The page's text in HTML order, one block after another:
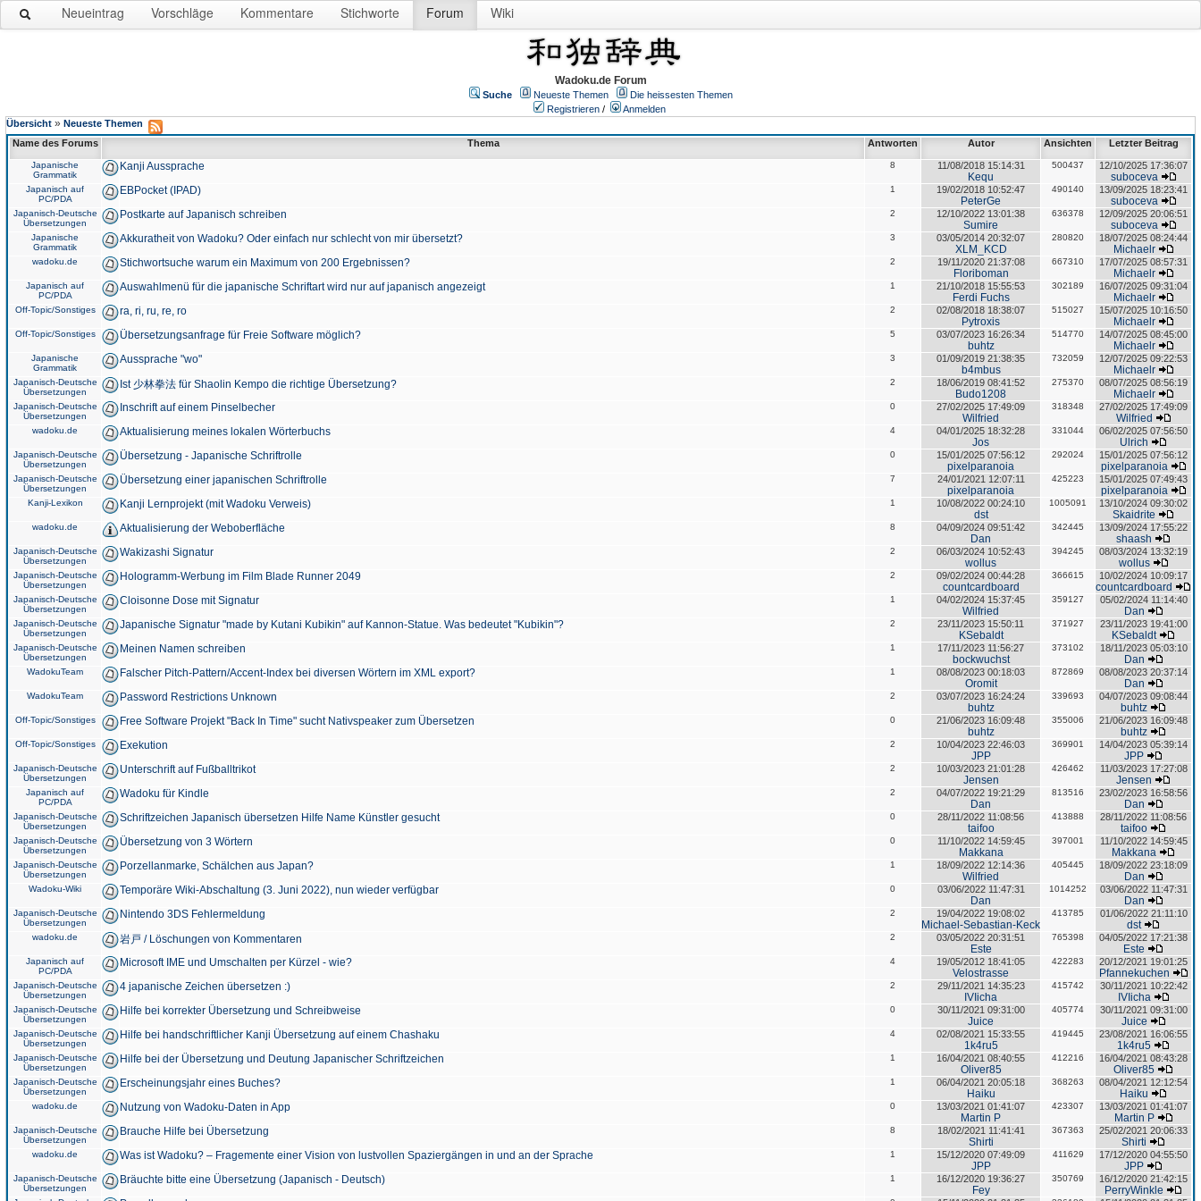
Neueintrag Vorschläge Kommentare Stichworte Forum Wiki
Wadoku.de Forum
Suche Neueste Themen
Die heissesten Themen
Registrieren /
Anmelden
Übersicht » Neueste Themen
Name des Forums
Thema Antworten Autor Ansichten Letzter Beitrag
Japanische
Grammatik
Kanji Aussprache 8 11/08/2018 15:14:31
Kequ
500437 12/10/2025 17:36:07
suboceva
Japanisch auf
PC/PDA
EBPocket (IPAD) 1 19/02/2018 10:52:47
PeterGe
490140 13/09/2025 18:23:41
suboceva
Japanisch-Deutsche
Übersetzungen
Postkarte auf Japanisch schreiben 2 12/10/2022 13:01:38
Sumire
636378 12/09/2025 20:06:51
suboceva
Japanische
Grammatik
Akkuratheit von Wadoku? Oder einfach nur schlecht von mir übersetzt? 3 03/05/2014 20:32:07
XLM_KCD
280820 18/07/2025 08:24:44
Michaelr
wadoku.de Stichwortsuche warum ein Maximum von 200 Ergebnissen? 2 19/11/2020 21:37:08
Floriboman
667310 17/07/2025 08:57:31
Michaelr
Japanisch auf
PC/PDA
Auswahlmenü für die japanische Schriftart wird nur auf japanisch angezeigt 1 21/10/2018 15:55:53
Ferdi Fuchs
302189 16/07/2025 09:31:04
Michaelr
Off-Topic/Sonstiges ra, ri, ru, re, ro 2 02/08/2018 18:38:07
Pytroxis
515027 15/07/2025 10:16:50
Michaelr
Off-Topic/Sonstiges Übersetzungsanfrage für Freie Software möglich? 5 03/07/2023 16:26:34
buhtz
514770 14/07/2025 08:45:00
Michaelr
Japanische
Grammatik
Aussprache "wo" 3 01/09/2019 21:38:35
b4mbus
732059 12/07/2025 09:22:53
Michaelr
Japanisch-Deutsche
Übersetzungen
Ist 少林拳法 für Shaolin Kempo die richtige Übersetzung? 2 18/06/2019 08:41:52
Budo1208
275370 08/07/2025 08:56:19
Michaelr
Japanisch-Deutsche
Übersetzungen
Inschrift auf einem Pinselbecher 0 27/02/2025 17:49:09
Wilfried
318348 27/02/2025 17:49:09
Wilfried
wadoku.de Aktualisierung meines lokalen Wörterbuchs 4 04/01/2025 18:32:28
Jos
331044 06/02/2025 07:56:50
Ulrich
Japanisch-Deutsche
Übersetzungen
Übersetzung - Japanische Schriftrolle 0 15/01/2025 07:56:12
pixelparanoia
292024 15/01/2025 07:56:12
pixelparanoia
Japanisch-Deutsche
Übersetzungen
Übersetzung einer japanischen Schriftrolle 7 24/01/2021 12:07:11
pixelparanoia
425223 15/01/2025 07:49:43
pixelparanoia
Kanji-Lexikon Kanji Lernprojekt (mit Wadoku Verweis) 1 10/08/2022 00:24:10
dst
1005091 13/10/2024 09:30:02
Skaidrite
wadoku.de Aktualisierung der Weboberfläche 8 04/09/2024 09:51:42
Dan
342445 13/09/2024 17:55:22
shaash
Japanisch-Deutsche
Übersetzungen
Wakizashi Signatur 2 06/03/2024 10:52:43
wollus
394245 08/03/2024 13:32:19
wollus
Japanisch-Deutsche
Übersetzungen
Hologramm-Werbung im Film Blade Runner 2049 2 09/02/2024 00:44:28
countcardboard
366615 10/02/2024 10:09:17
countcardboard
Japanisch-Deutsche
Übersetzungen
Cloisonne Dose mit Signatur 1 04/02/2024 15:37:45
Wilfried
359127 05/02/2024 11:14:40
Dan
Japanisch-Deutsche
Übersetzungen
Japanische Signatur "made by Kutani Kubikin" auf Kannon-Statue. Was bedeutet "Kubikin"? 2 23/11/2023 15:50:11
KSebaldt
371927 23/11/2023 19:41:00
KSebaldt
Japanisch-Deutsche
Übersetzungen
Meinen Namen schreiben 1 17/11/2023 11:56:27
bockwuchst
373102 18/11/2023 05:03:10
Dan
WadokuTeam Falscher Pitch-Pattern/Accent-Index bei diversen Wörtern im XML export? 1 08/08/2023 00:18:03
Oromit
872869 08/08/2023 20:37:14
Dan
WadokuTeam Password Restrictions Unknown 2 03/07/2023 16:24:24
buhtz
339693 04/07/2023 09:08:44
buhtz
Off-Topic/Sonstiges Free Software Projekt "Back In Time" sucht Nativspeaker zum Übersetzen 0 21/06/2023 16:09:48
buhtz
355006 21/06/2023 16:09:48
buhtz
Off-Topic/Sonstiges Exekution 2 10/04/2023 22:46:03
JPP
369901 14/04/2023 05:39:14
JPP
Japanisch-Deutsche
Übersetzungen
Unterschrift auf Fußballtrikot 2 10/03/2023 21:01:28
Jensen
426462 11/03/2023 17:27:08
Jensen
Japanisch auf
PC/PDA
Wadoku für Kindle 2 04/07/2022 19:21:29
Dan
813516 23/02/2023 16:58:56
Dan
Japanisch-Deutsche
Übersetzungen
Schriftzeichen Japanisch übersetzen Hilfe Name Künstler gesucht 0 28/11/2022 11:08:56
taifoo
413888 28/11/2022 11:08:56
taifoo
Japanisch-Deutsche
Übersetzungen
Übersetzung von 3 Wörtern 0 11/10/2022 14:59:45
Makkana
397001 11/10/2022 14:59:45
Makkana
Japanisch-Deutsche
Übersetzungen
Porzellanmarke, Schälchen aus Japan? 1 18/09/2022 12:14:36
Wilfried
405445 18/09/2022 23:18:09
Dan
Wadoku-Wiki Temporäre Wiki-Abschaltung (3. Juni 2022), nun wieder verfügbar 0 03/06/2022 11:47:31
Dan
1014252 03/06/2022 11:47:31
Dan
Japanisch-Deutsche
Übersetzungen
Nintendo 3DS Fehlermeldung 2 19/04/2022 19:08:02
Michael-Sebastian-Keck
413785 01/06/2022 21:11:10
dst
wadoku.de 岩戸 / Löschungen von Kommentaren 2 03/05/2022 20:31:51
Este
765398 04/05/2022 17:21:38
Este
Japanisch auf
PC/PDA
Microsoft IME und Umschalten per Kürzel - wie? 4 19/05/2012 18:41:05
Velostrasse
422283 20/12/2021 19:01:25
Pfannekuchen
Japanisch-Deutsche
Übersetzungen
4 japanische Zeichen übersetzen :) 2 29/11/2021 14:35:23
IVIicha
415742 30/11/2021 10:22:42
IVIicha
Japanisch-Deutsche
Übersetzungen
Hilfe bei korrekter Übersetzung und Schreibweise 0 30/11/2021 09:31:00
Juice
405774 30/11/2021 09:31:00
Juice
Japanisch-Deutsche
Übersetzungen
Hilfe bei handschriftlicher Kanji Übersetzung auf einem Chashaku 4 02/08/2021 15:33:55
1k4ru5
419445 23/08/2021 16:06:55
1k4ru5
Japanisch-Deutsche
Übersetzungen
Hilfe bei der Übersetzung und Deutung Japanischer Schriftzeichen 1 16/04/2021 08:40:55
Oliver85
412216 16/04/2021 08:43:28
Oliver85
Japanisch-Deutsche
Übersetzungen
Erscheinungsjahr eines Buches? 1 06/04/2021 20:05:18
Haiku
368263 08/04/2021 12:12:54
Haiku
wadoku.de Nutzung von Wadoku-Daten in App 0 13/03/2021 01:41:07
Martin P
423307 13/03/2021 01:41:07
Martin P
Japanisch-Deutsche
Übersetzungen
Brauche Hilfe bei Übersetzung 8 18/02/2021 11:41:41
Shirti
367363 25/02/2021 20:06:33
Shirti
wadoku.de Was ist Wadoku? – Fragemente einer Vision von lustvollen Spaziergängen in und an der Sprache 1 15/12/2020 07:49:09
JPP
411629 17/12/2020 04:55:50
JPP
Japanisch-Deutsche
Übersetzungen
Bräuchte bitte eine Übersetzung (Japanisch - Deutsch) 1 16/12/2020 19:36:27
Fey
350769 16/12/2020 21:42:15
PerryWinkle